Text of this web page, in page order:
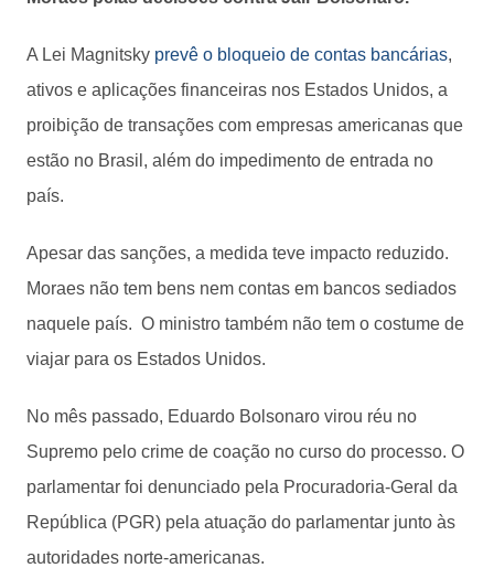
A Lei Magnitsky prevê o bloqueio de contas bancárias,
ativos e aplicações financeiras nos Estados Unidos, a
proibição de transações com empresas americanas que
estão no Brasil, além do impedimento de entrada no
país.
Apesar das sanções, a medida teve impacto reduzido.
Moraes não tem bens nem contas em bancos sediados
naquele país. O ministro também não tem o costume de
viajar para os Estados Unidos.
No mês passado, Eduardo Bolsonaro virou réu no
Supremo pelo crime de coação no curso do processo. O
parlamentar foi denunciado pela Procuradoria-Geral da
República (PGR) pela atuação do parlamentar junto às
autoridades norte-americanas.